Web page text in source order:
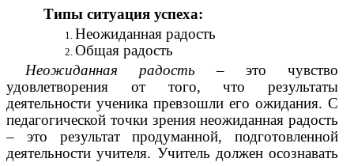
Типы ситуация успеха:
Неожиданная радость
Общая радость
Неожиданная радость – это чувство
удовлетворения от того, что результаты
деятельности ученика превзошли его ожидания. С
педагогической точки зрения неожиданная радость
– это результат продуманной, подготовленной
деятельности учителя. Учитель должен осознавать